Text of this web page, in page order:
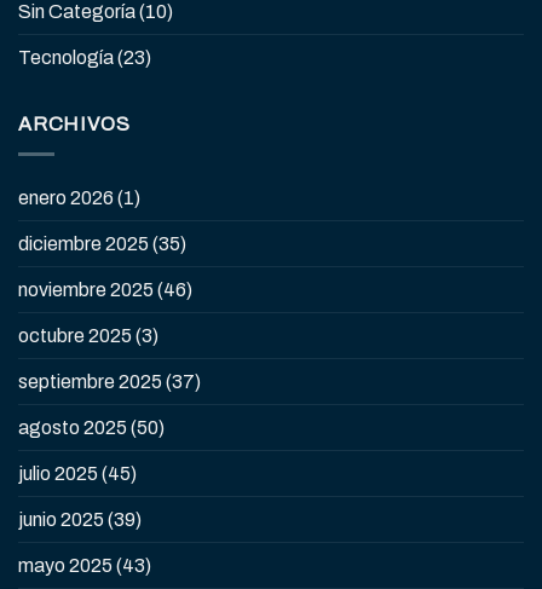
Sin Categoría(10)
Tecnología(23)
ARCHIVOS
enero 2026 (1)
diciembre 2025 (35)
noviembre 2025 (46)
octubre 2025 (3)
septiembre 2025 (37)
agosto 2025 (50)
julio 2025 (45)
junio 2025 (39)
mayo 2025 (43)